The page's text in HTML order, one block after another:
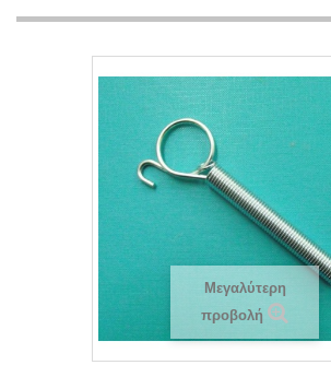
Μεγαλύτερη
προβολή